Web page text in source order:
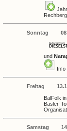
Sonntag
und
Info
Freitag
BalFolk
Basler-
Samstag